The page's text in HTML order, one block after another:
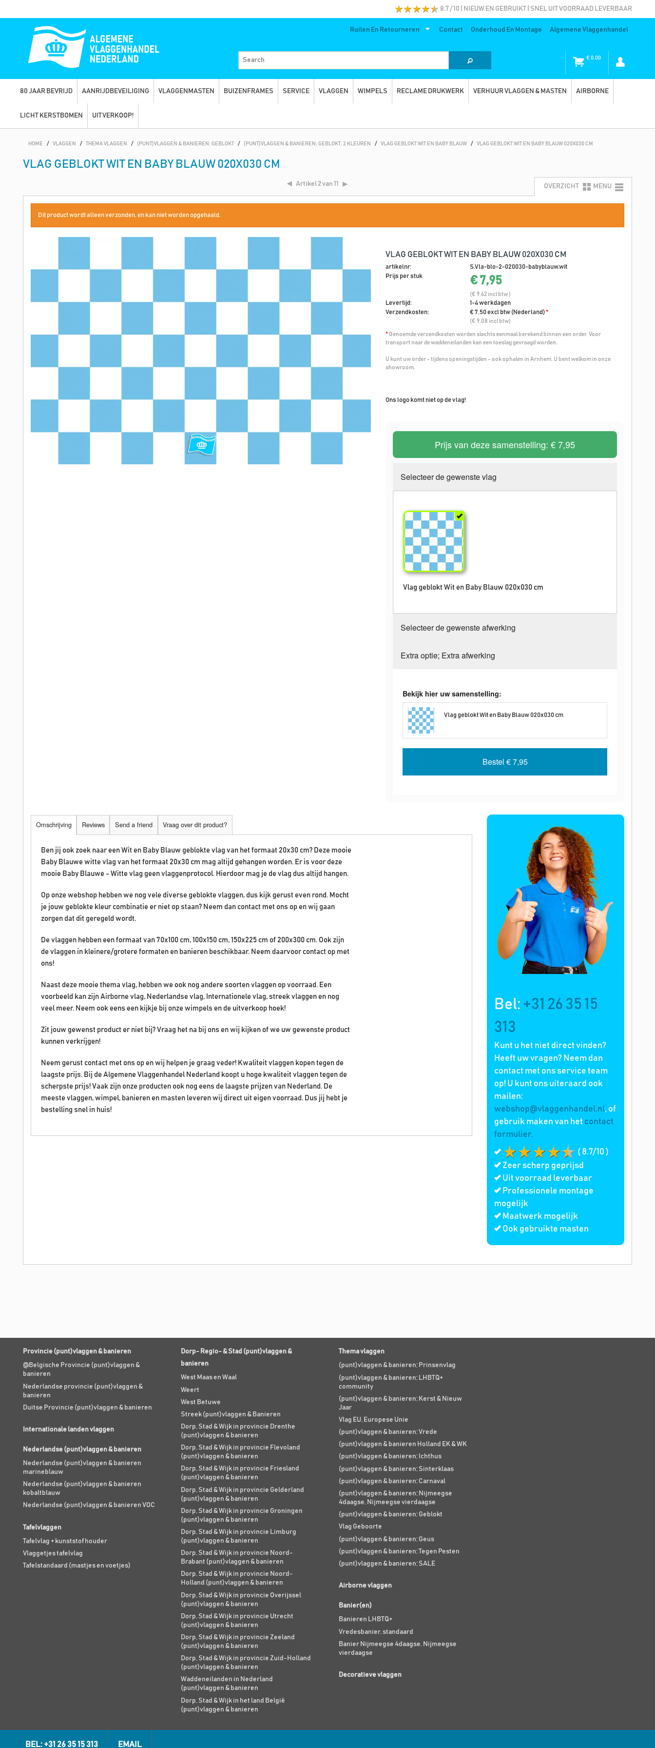
8.7 / 10 | NIEUW EN GEBRUIKT | SNEL UIT VOORRAAD LEVERBAAR
Ruilen En Retourneren Contact Onderhoud En Montage Algemene Vlaggenhandel
€0,00
80 JAAR BEVRIJD AANRIJDBEVEILIGING VLAGGENMASTEN BUIZENFRAMES SERVICE VLAGGEN WIMPELS RECLAME DRUKWERK VERHUUR VLAGGEN & MASTEN AIRBORNE
LICHT KERSTBOMEN UITVERKOOP!
HOME / VLAGGEN / THEMA VLAGGEN / (PUNT)VLAGGEN & BANIEREN; GEBLOKT / (PUNT)VLAGGEN & BANIEREN; GEBLOKT, 2 KLEUREN / VLAG GEBLOKT WIT EN BABY BLAUW / VLAG GEBLOKT WIT EN BABY BLAUW 020X030 CM
VLAG GEBLOKT WIT EN BABY BLAUW 020X030 CM
Artikel 2 van 11 OVERZICHT MENU
Dit product wordt alleen verzonden, en kan niet worden opgehaald.
VLAG GEBLOKT WIT EN BABY BLAUW 020X030 CM
artikelnr:
S.Vla-blo-2-020030-babyblauw.wit
Prijs per stuk
€ 7,95
(€ 9,62 incl btw )
Levertijd:
1-4 werkdagen
Verzendkosten:
€ 7,50 excl btw (Nederland)*
(€ 9,08 incl btw)
* Genoemde verzendkosten worden slechts eenmaal berekend binnen een order. Voor
transport naar de waddeneilanden kan een toeslag gevraagd worden.
U kunt uw order - tijdens openingstijden - ook ophalen in Arnhem. U bent welkom in onze
showroom.
Ons logo komt niet op de vlag!
Prijs van deze samenstelling: € 7,95
Selecteer de gewenste vlag
Vlag geblokt Wit en Baby Blauw 020x030 cm
Selecteer de gewenste afwerking
Extra optie; Extra afwerking
Bekijk hier uw samenstelling:
Vlag geblokt Wit en Baby Blauw 020x030 cm
Bestel € 7,95
Bel: +31 26 35 15
313
Kunt u het niet direct vinden?
Heeft uw vragen? Neem dan
contact met ons service team
op! U kunt ons uiteraard ook
mailen:
webshop@vlaggenhandel.nl, of
gebruik maken van het contact
formulier.
( 8.7/10 )
Zeer scherp geprijsd
Uit voorraad leverbaar
Professionele montage
mogelijk
Maatwerk mogelijk
Ook gebruikte masten
Omschrijving Reviews Send a friend Vraag over dit product?
Ben jij ook zoek naar een Wit en Baby Blauw geblokte vlag van het formaat 20x30 cm? Deze mooie
Baby Blauwe witte vlag van het formaat 20x30 cm mag altijd gehangen worden. Er is voor deze
mooie Baby Blauwe - Witte vlag geen vlaggenprotocol. Hierdoor mag je de vlag dus altijd hangen.
Op onze webshop hebben we nog vele diverse geblokte vlaggen, dus kijk gerust even rond. Mocht
je jouw geblokte kleur combinatie er niet op staan? Neem dan contact met ons op en wij gaan
zorgen dat dit geregeld wordt.
De vlaggen hebben een formaat van 70x100 cm, 100x150 cm, 150x225 cm of 200x300 cm. Ook zijn
de vlaggen in kleinere/grotere formaten en banieren beschikbaar. Neem daarvoor contact op met
ons!
Naast deze mooie thema vlag, hebben we ook nog andere soorten vlaggen op voorraad. Een
voorbeeld kan zijn Airborne vlag, Nederlandse vlag, Internationele vlag, streek vlaggen en nog
veel meer. Neem ook eens een kijkje bij onze wimpels en de uitverkoop hoek!
Zit jouw gewenst product er niet bij? Vraag het na bij ons en wij kijken of we uw gewenste product
kunnen verkrijgen!
Neem gerust contact met ons op en wij helpen je graag veder! Kwaliteit vlaggen kopen tegen de
laagste prijs. Bij de Algemene Vlaggenhandel Nederland koopt u hoge kwaliteit vlaggen tegen de
scherpste prijs! Vaak zijn onze producten ook nog eens de laagste prijzen van Nederland. De
meeste vlaggen, wimpel, banieren en masten leveren wij direct uit eigen voorraad. Dus jij hebt je
bestelling snel in huis!
Provincie (punt)vlaggen & banieren
@Belgische Provincie (punt)vlaggen &
banieren
Nederlandse provincie (punt)vlaggen &
banieren
Duitse Provincie (punt)vlaggen & banieren
Internationale landen vlaggen
Nederlandse (punt)vlaggen & banieren
Nederlandse (punt)vlaggen & banieren
marineblauw
Nederlandse (punt)vlaggen & banieren
kobaltblauw
Nederlandse (punt)vlaggen & banieren VOC
Tafelvlaggen
Tafelvlag + kunststof houder
Vlaggetjes tafelvlag
Tafelstandaard (mastjes en voetjes)
Dorp- Regio- & Stad (punt)vlaggen &
banieren
West Maas en Waal
Weert
West Betuwe
Streek (punt)vlaggen & Banieren
Dorp, Stad & Wijk in provincie Drenthe
(punt)vlaggen & banieren
Dorp, Stad & Wijk in provincie Flevoland
(punt)vlaggen & banieren
Dorp, Stad & Wijk in provincie Friesland
(punt)vlaggen & banieren
Dorp, Stad & Wijk in provincie Gelderland
(punt)vlaggen & banieren
Dorp, Stad & Wijk in provincie Groningen
(punt)vlaggen & banieren
Dorp, Stad & Wijk in provincie Limburg
(punt)vlaggen & banieren
Dorp, Stad & Wijk in provincie Noord-
Brabant (punt)vlaggen & banieren
Dorp, Stad & Wijk in provincie Noord-
Holland (punt)vlaggen & banieren
Dorp, Stad & Wijk in provincie Overijssel
(punt)vlaggen & banieren
Dorp, Stad & Wijk in provincie Utrecht
(punt)vlaggen & banieren
Dorp, Stad & Wijk in provincie Zeeland
(punt)vlaggen & banieren
Dorp, Stad & Wijk in provincie Zuid-Holland
(punt)vlaggen & banieren
Waddeneilanden in Nederland
(punt)vlaggen & banieren
Dorp, Stad & Wijk in het land België
(punt)vlaggen & banieren
Thema vlaggen
(punt)vlaggen & banieren; Prinsenvlag
(punt)vlaggen & banieren; LHBTQ+
community
(punt)vlaggen & banieren; Kerst & Nieuw
Jaar
Vlag EU, Europese Unie
(punt)vlaggen & banieren; Vrede
(punt)vlaggen & banieren Holland EK & WK
(punt)vlaggen & banieren; Ichthus
(punt)vlaggen & banieren; Sinterklaas
(punt)vlaggen & banieren; Carnaval
(punt)vlaggen & banieren; Nijmeegse
4daagse, Nijmeegse vierdaagse
(punt)vlaggen & banieren; Geblokt
Vlag Geboorte
(punt)vlaggen & banieren; Geus
(punt)vlaggen & banieren; Tegen Pesten
(punt)vlaggen & banieren; SALE
Airborne vlaggen
Banier(en)
Banieren LHBTQ+
Vredesbanier, standaard
Banier Nijmeegse 4daagse, Nijmeegse
vierdaagse
Decoratieve vlaggen
BEL: +31 26 35 15 313 EMAIL